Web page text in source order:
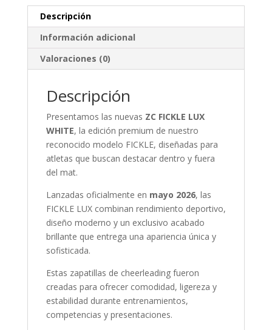
Descripción
Información adicional
Valoraciones (0)
Descripción
Presentamos las nuevas ZC FICKLE LUX
WHITE, la edición premium de nuestro
reconocido modelo FICKLE, diseñadas para
atletas que buscan destacar dentro y fuera
del mat.
Lanzadas oficialmente en mayo 2026, las
FICKLE LUX combinan rendimiento deportivo,
diseño moderno y un exclusivo acabado
brillante que entrega una apariencia única y
sofisticada.
Estas zapatillas de cheerleading fueron
creadas para ofrecer comodidad, ligereza y
estabilidad durante entrenamientos,
competencias y presentaciones.